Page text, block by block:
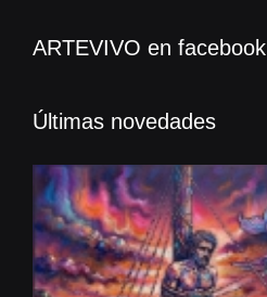
ARTEVIVO en facebook
Últimas novedades